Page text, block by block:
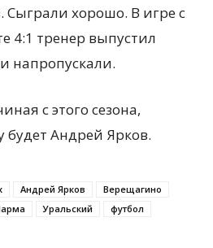
Сыграли хорошо. В игре с
4:1 тренер выпустил
напропускали.
с этого сезона,
Андрей Ярков.
Андрей Ярков
Верещагино
Уральский
футбол